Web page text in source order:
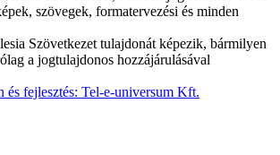
szövegek, formatervezési és minden
Szövetkezet tulajdonát képezik, bármilyen
a jogtulajdonos hozzájárulásával
és fejlesztés: Tel-e-universum Kft.